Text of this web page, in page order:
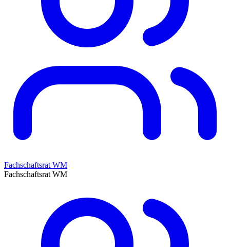
Fachschaftsrat WM
Fachschaftsrat WM